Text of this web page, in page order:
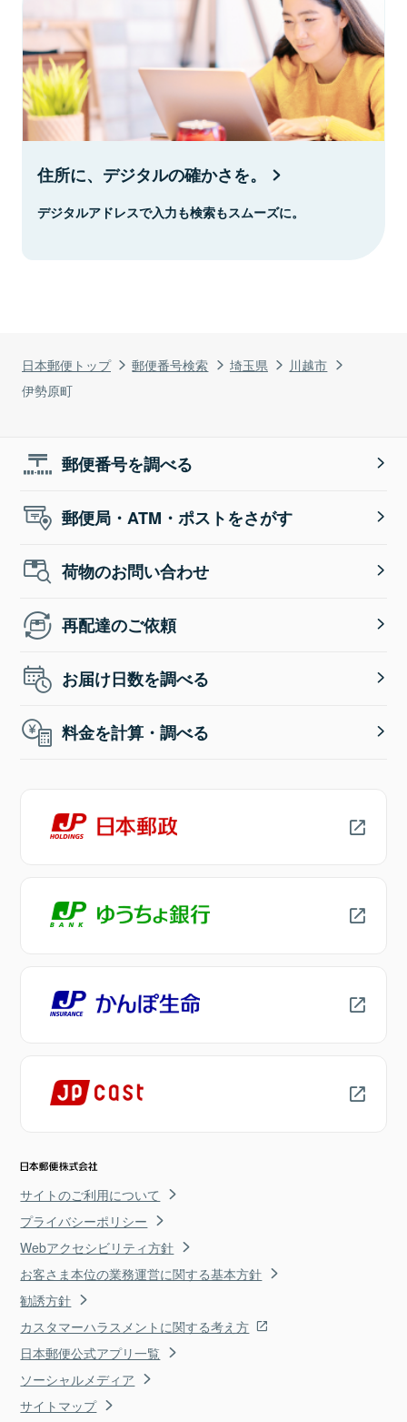
日本郵便トップ 郵便番号検索 埼玉県
川越市
伊勢原町
住所に、デジタルの確かさを。
デジタルアドレスで入力も検索もスムーズに。
郵便番号を調べる
郵便局・ATM・ポストをさがす
荷物のお問い合わせ
再配達のご依頼
お届け日数を調べる
料金を計算・調べる
サイトのご利用について
プライバシーポリシー
Webアクセシビリティ方針
お客さま本位の業務運営に関する基本方針
勧誘方針
カスタマーハラスメントに関する考え方
日本郵便公式アプリ一覧
ソーシャルメディア
サイトマップ